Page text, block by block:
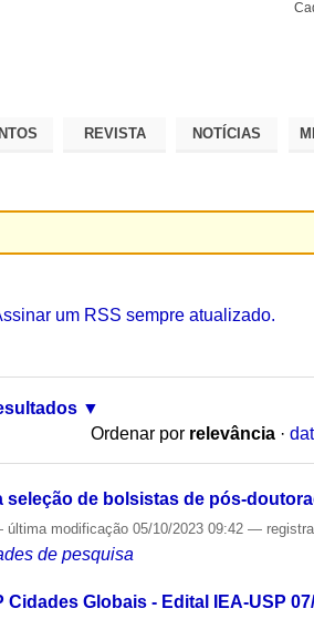
REVISTA NOTÍCIAS
um RSS sempre atualizado.
Ordenar por relevância ·
seleção de bolsistas de pós-
última modificação 05/10/2023 09:42—
de pesquisa
Cidades Globais - Edital IEA-USP